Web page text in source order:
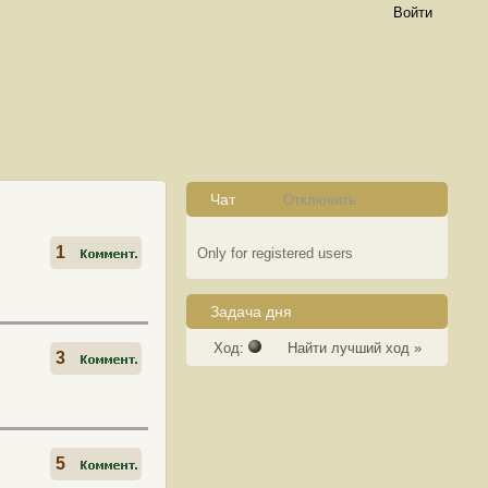
Войти
1
3
5
Чат Отключить
Only for registered users
Задача дня
Ход: Найти лучший ход »